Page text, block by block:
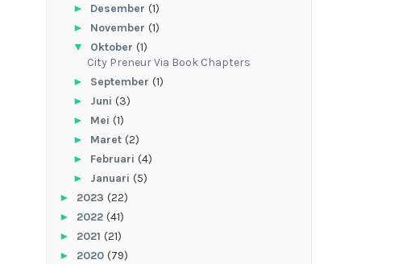
► Desember (1)
► November (1)
▼ Oktober (1)
City Preneur Via Book Chapters
► September (1)
► Juni (3)
► Mei (1)
► Maret (2)
► Februari (4)
► Januari (5)
► 2023 (22)
► 2022 (41)
► 2021 (21)
► 2020 (79)